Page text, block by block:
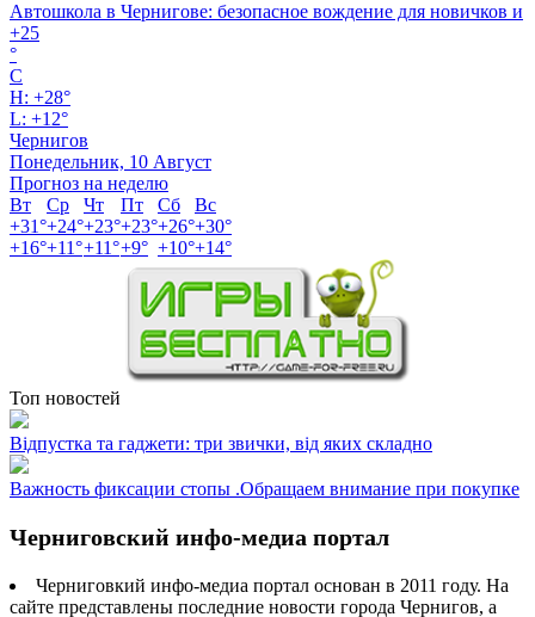
Автошкола в Чернигове: безопасное вождение для новичков и
+25
°
C
H: +28°
L: +12°
Чернигов
Понедельник, 10 Август
Прогноз на неделю
Вт
Ср Чт Пт Сб
Вс
+31°+24°+23°+23°+26°+30°
+16°+11°+11°+9° +10°+14°
Топ новостей
Відпустка та гаджети: три звички, від яких складно
Важность фиксации стопы .Обращаем внимание при покупке
Черниговский инфо-медиа портал
Черниговкий инфо-медиа портал основан в 2011 году. На
сайте представлены последние новости города Чернигов, а